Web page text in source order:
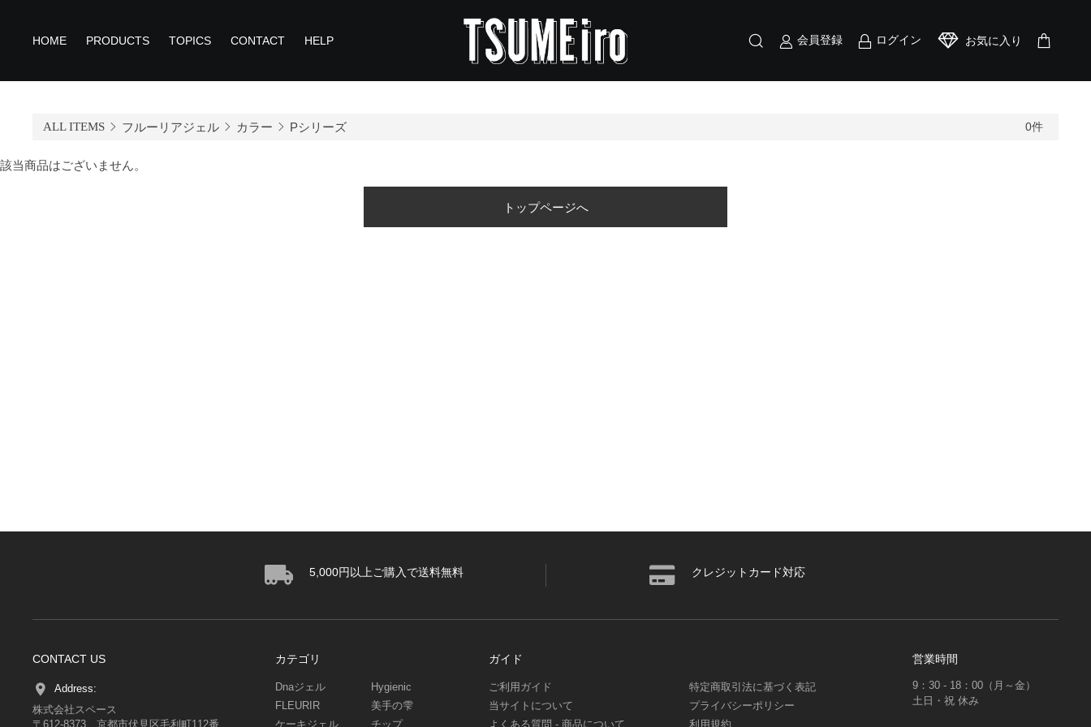
HOME PRODUCTS TOPICS CONTACT HELP 会員登録 ログイン お気に入り
ALL ITEMS フルーリアジェル カラー Pシリーズ 0件
該当商品はございません。
トップページへ
5,000円以上ご購入で送料無料 クレジットカード対応
CONTACT US
Address:
株式会社スペース
〒612-8373 京都市伏見区毛利町112番
カテゴリ
Dnaジェル
FLEURIR
ケーキジェル
Hygienic
美手の雫
チップ
ガイド
ご利用ガイド
当サイトについて
よくある質問 - 商品について
特定商取引法に基づく表記
プライバシーポリシー
利用規約
営業時間
9：30 - 18：00（月～金）
土日・祝 休み